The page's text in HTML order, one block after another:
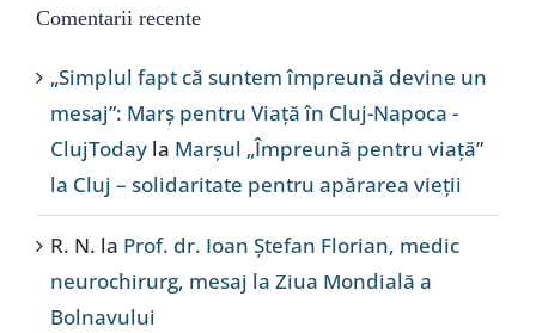
Comentarii recente
„Simplul fapt că suntem împreună devine un
mesaj”: Marș pentru Viață în Cluj-Napoca -
ClujToday la Marșul „Împreună pentru viață”
la Cluj – solidaritate pentru apărarea vieții
R. N. la Prof. dr. Ioan Ștefan Florian, medic
neurochirurg, mesaj la Ziua Mondială a
Bolnavului